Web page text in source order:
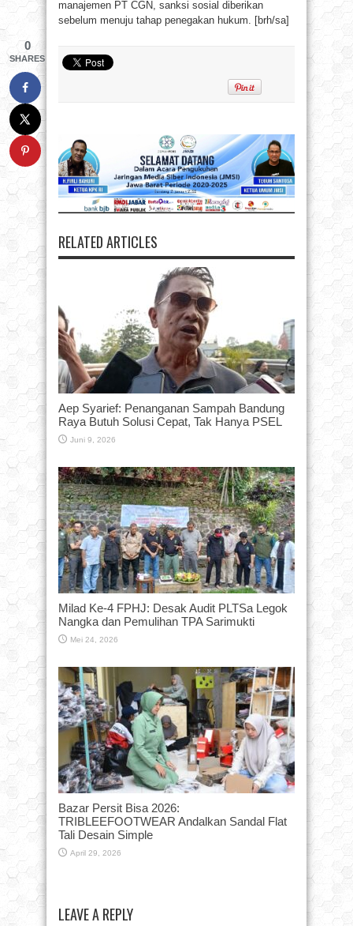
manajemen PT CGN, sanksi sosial diberikan
sebelum menuju tahap penegakan hukum. [brh/sa]
RELATED ARTICLES
Aep Syarief: Penanganan Sampah Bandung
Raya Butuh Solusi Cepat, Tak Hanya PSEL
Juni 9, 2026
Milad Ke-4 FPHJ: Desak Audit PLTSa Legok
Nangka dan Pemulihan TPA Sarimukti
Mei 24, 2026
Bazar Persit Bisa 2026:
TRIBLEEFOOTWEAR Andalkan Sandal Flat
Tali Desain Simple
April 29, 2026
LEAVE A REPLY
0
SHARES